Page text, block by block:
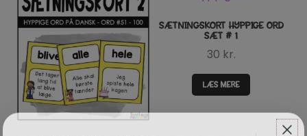
SÆTNINGSKORT HYPPIGE ORD
SÆT # 1
30 kr.
LÆS MERE